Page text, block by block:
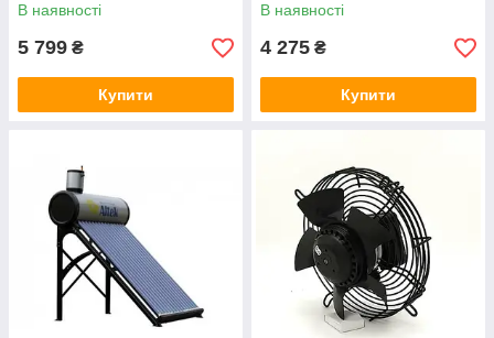
В наявності
5 799 ₴
Купити
В наявності
4 275 ₴
Купити